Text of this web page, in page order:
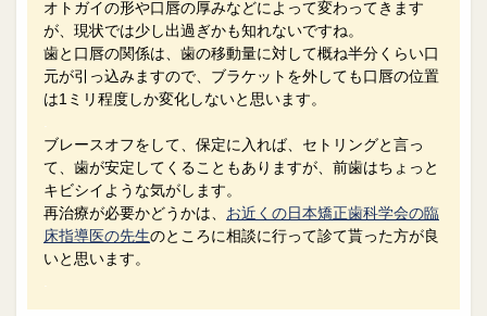
オトガイの形や口唇の厚みなどによって変わってきます
が、現状では少し出過ぎかも知れないですね。
歯と口唇の関係は、歯の移動量に対して概ね半分くらい口
元が引っ込みますので、ブラケットを外しても口唇の位置
は1ミリ程度しか変化しないと思います。
ブレースオフをして、保定に入れば、セトリングと言っ
て、歯が安定してくることもありますが、前歯はちょっと
キビシイような気がします。
再治療が必要かどうかは、 お近くの日本矯正歯科学会の臨
床指導医の先生のところに相談に行って診て貰った方が良
いと思います。